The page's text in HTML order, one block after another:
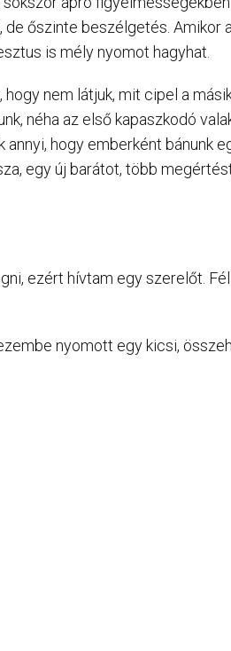
őszinte beszélgetés. Amikor
is mély nyomot hagyhat.
nem látjuk, mit cipel a
néha az első kapaszkodó
hogy emberként bánunk
egy új barátot, több
ezért hívtam egy szerelőt.
nyomott egy kicsi,